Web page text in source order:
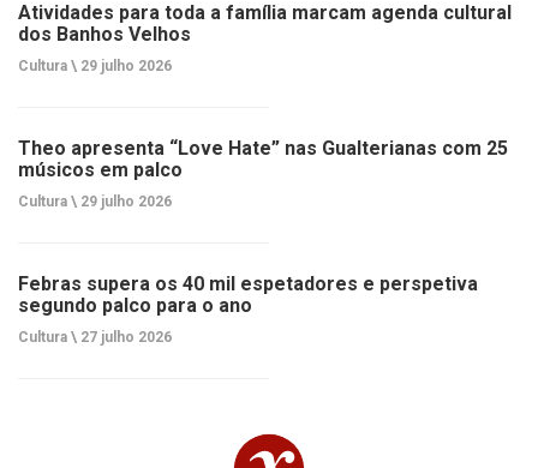
Atividades para toda a família marcam agenda cultural
dos Banhos Velhos
Cultura \ 29 julho 2026
Theo apresenta “Love Hate” nas Gualterianas com 25
músicos em palco
Cultura \ 29 julho 2026
Febras supera os 40 mil espetadores e perspetiva
segundo palco para o ano
Cultura \ 27 julho 2026